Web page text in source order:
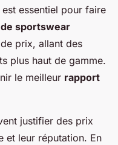
est essentiel pour faire
sportswear
prix, allant des
plus haut de gamme.
le meilleur rapport
justifier des prix
et leur réputation. En